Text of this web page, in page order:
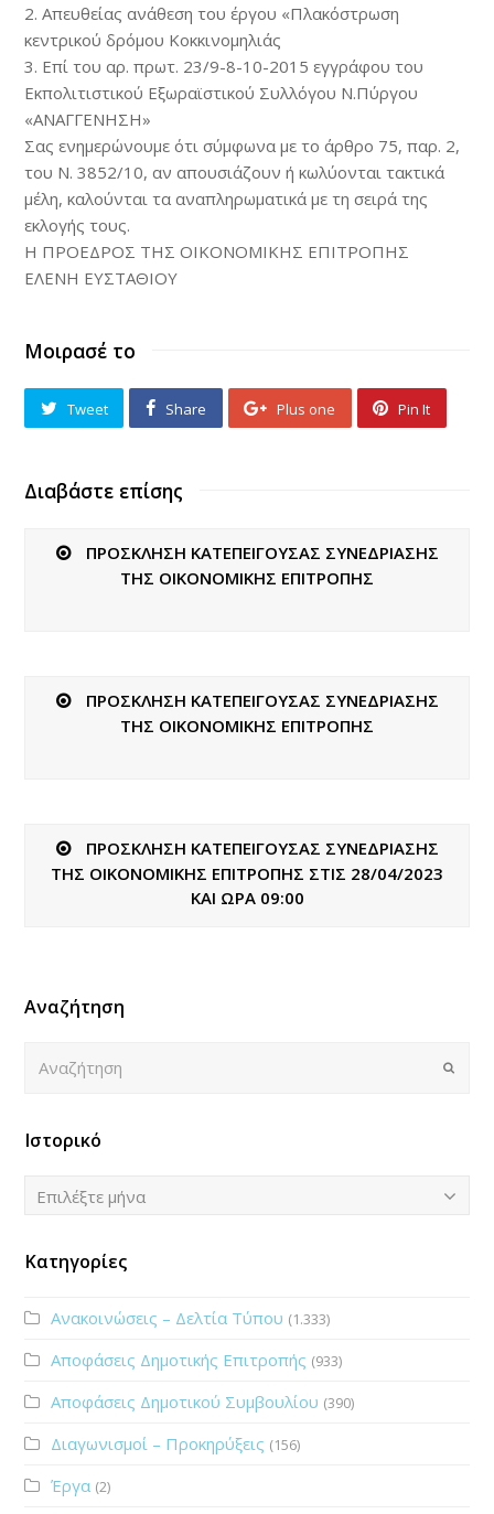
2. Απευθείας ανάθεση του έργου «Πλακόστρωση
κεντρικού δρόμου Κοκκινομηλιάς
3. Επί του αρ. πρωτ. 23/9-8-10-2015 εγγράφου του
Εκπολιτιστικού Εξωραϊστικού Συλλόγου Ν.Πύργου
«ΑΝΑΓΓΕΝΗΣΗ»
Σας ενημερώνουμε ότι σύμφωνα με το άρθρο 75, παρ. 2,
του N. 3852/10, αν απουσιάζουν ή κωλύονται τακτικά
μέλη, καλούνται τα αναπληρωματικά με τη σειρά της
εκλογής τους.
Η ΠΡΟΕΔΡΟΣ ΤΗΣ ΟΙΚΟΝΟΜΙΚΗΣ ΕΠΙΤΡΟΠΗΣ
ΕΛΕΝΗ ΕΥΣΤΑΘΙΟΥ
Μοιρασέ το
Tweet Share Plus one Pin It
Διαβάστε επίσης
ΠΡΟΣΚΛΗΣΗ ΚΑΤΕΠΕΙΓΟΥΣΑΣ ΣΥΝΕΔΡΙΑΣΗΣ
ΤΗΣ ΟΙΚΟΝΟΜΙΚΗΣ ΕΠΙΤΡΟΠΗΣ
ΠΡΟΣΚΛΗΣΗ ΚΑΤΕΠΕΙΓΟΥΣΑΣ ΣΥΝΕΔΡΙΑΣΗΣ
ΤΗΣ ΟΙΚΟΝΟΜΙΚΗΣ ΕΠΙΤΡΟΠΗΣ
ΠΡΟΣΚΛΗΣΗ ΚΑΤΕΠΕΙΓΟΥΣΑΣ ΣΥΝΕΔΡΙΑΣΗΣ
ΤΗΣ ΟΙΚΟΝΟΜΙΚΗΣ ΕΠΙΤΡΟΠΗΣ ΣΤΙΣ 28/04/2023
ΚΑΙ ΩΡΑ 09:00
Αναζήτηση
Submit
Ιστορικό
Ιστορικό
Επιλέξτε μήνα
Κατηγορίες
Ανακοινώσεις – Δελτία Τύπου (1.333)
Αποφάσεις Δημοτικής Επιτροπής (933)
Αποφάσεις Δημοτικού Συμβουλίου (390)
Διαγωνισμοί – Προκηρύξεις (156)
Έργα (2)